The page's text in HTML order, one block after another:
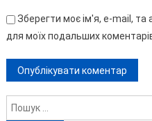
Зберегти моє ім'я, e-mail, та
для моїх подальших
Пошук: